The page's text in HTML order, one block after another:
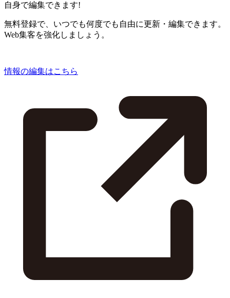
自身で編集できます!
無料登録で、いつでも何度でも自由に更新・編集できます。
Web集客を強化しましょう。
情報の編集はこちら